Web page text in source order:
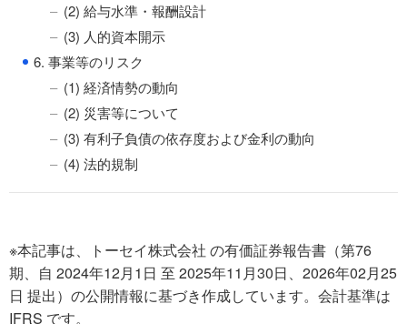
(2) 給与水準・報酬設計
(3) 人的資本開示
● 6. 事業等のリスク
(1) 経済情勢の動向
(2) 災害等について
(3) 有利子負債の依存度および金利の動向
(4) 法的規制
※本記事は、トーセイ株式会社 の有価証券報告書（第76
期、自 2024年12月1日 至 2025年11月30日、2026年02月25
日 提出）の公開情報に基づき作成しています。会計基準は
IFRS です。